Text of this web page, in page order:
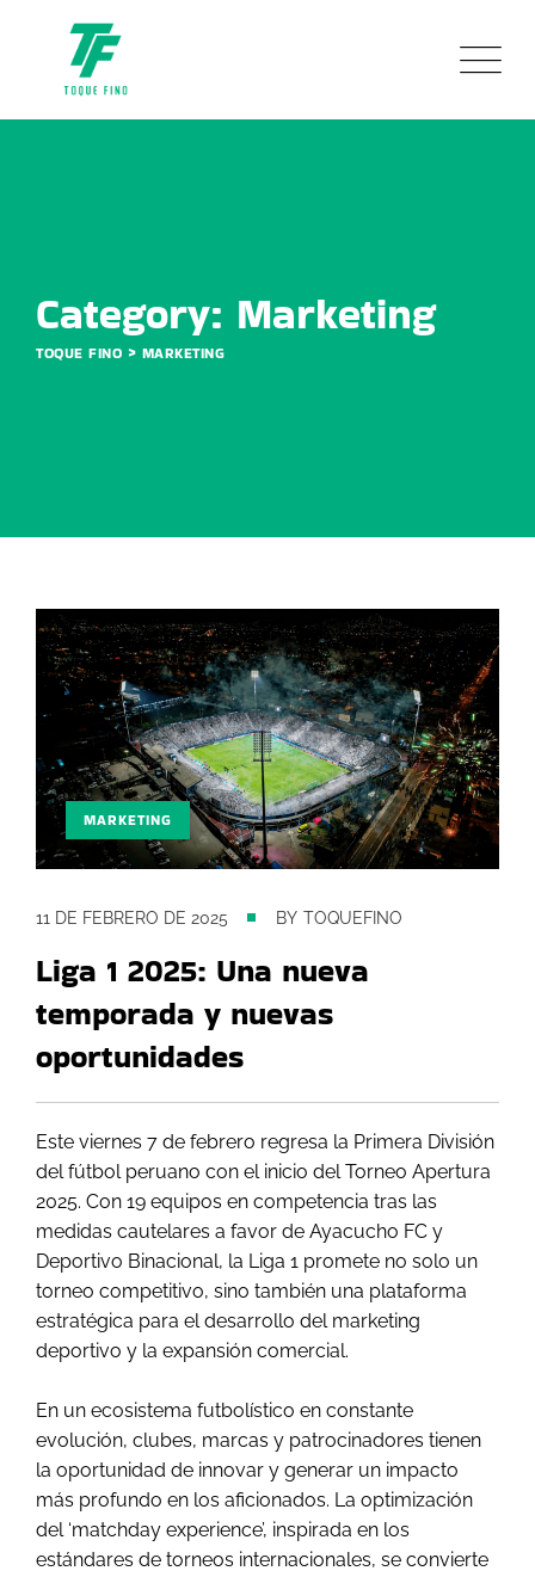
Category: Marketing
TOQUE FINO > MARKETING
MARKETING
11 DE FEBRERO DE 2025 BY TOQUEFINO
Liga 1 2025: Una nueva
temporada y nuevas
oportunidades
Este viernes 7 de febrero regresa la Primera División
del fútbol peruano con el inicio del Torneo Apertura
2025. Con 19 equipos en competencia tras las
medidas cautelares a favor de Ayacucho FC y
Deportivo Binacional, la Liga 1 promete no solo un
torneo competitivo, sino también una plataforma
estratégica para el desarrollo del marketing
deportivo y la expansión comercial.
En un ecosistema futbolístico en constante
evolución, clubes, marcas y patrocinadores tienen
la oportunidad de innovar y generar un impacto
más profundo en los aficionados. La optimización
del ‘matchday experience’, inspirada en los
estándares de torneos internacionales, se convierte